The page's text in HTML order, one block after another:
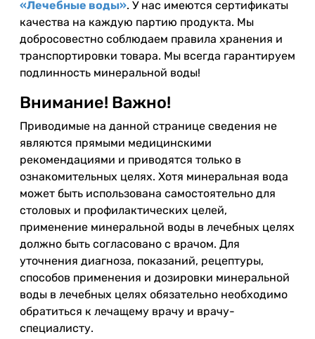
«Лечебные воды». У нас имеются сертификаты
качества на каждую партию продукта. Мы
добросовестно соблюдаем правила хранения и
транспортировки товара. Мы всегда гарантируем
подлинность минеральной воды!
Внимание! Важно!
Приводимые на данной странице сведения не
являются прямыми медицинскими
рекомендациями и приводятся только в
ознакомительных целях. Хотя минеральная вода
может быть использована самостоятельно для
столовых и профилактических целей,
применение минеральной воды в лечебных целях
должно быть согласовано с врачом. Для
уточнения диагноза, показаний, рецептуры,
способов применения и дозировки минеральной
воды в лечебных целях обязательно необходимо
обратиться к лечащему врачу и врачу-
специалисту.